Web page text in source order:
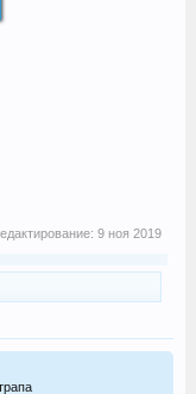
9 ноя 2019